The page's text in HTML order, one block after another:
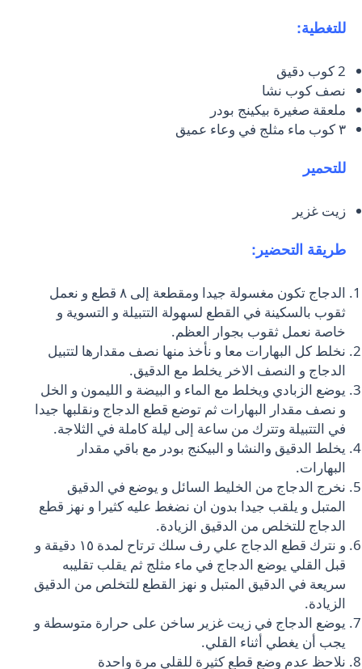
للتغطية:
2 كوب دقيق
نصف كوب نشا
ملعقة صغيرة بيكينج بودر
٣ كوب ماء مثلج في وعاء عميق
للتحمير
زيت غزير
طريقة التحضير:
الدجاج تكون مغسولة جيدا ومقطعة إلى ٨ قطع و نعمل
ثقوب بالسكينة في القطع لسهولة التتبيلة و التسوية و
خاصة نعمل ثقوب بجوار العظم.
نخلط كل البهارات معا و نأخذ منها نصف مقدارها لتتبيل
الدجاج و النصف الاخر يخلط مع الدقيق.
يوضع الزبادي ويخلط مع الماء و البيضة و الليمون و الخل
و نصف مقدار البهارات ثم توضع قطع الدجاج ونقلبها جيدا
في التتبيلة وتترك من ساعة إلى ليلة كاملة في الثلاجة.
يخلط الدقيق والنشا و البيكنج بودر مع باقي مقدار
البهارات.
نخرج الدجاج من الخليط السائل و يوضع في الدقيق
المتبل و يلقب جيدا بدون ان نضغط عليه كثيرا و نهز قطع
الدجاج للتخلص من الدقيق الزيادة.
و نترك قطع الدجاج علي رف سلك ترتاح لمدة ١٥ دقيقة و
قبل القلي يوضع الدجاج في ماء مثلج ثم يقلب تقليبه
سريعة في الدقيق المتبل و نهز القطع للتخلص من الدقيق
الزيادة.
يوضع الدجاج في زيت غزير ساخن على حرارة متوسطة و
يجب أن يغطي أثناء القلي.
نلاحظ عدم وضع قطع كثيرة للقلي مرة واحدة